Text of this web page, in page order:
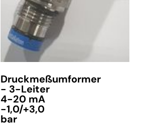
Druckmeßumformer
- 3-Leiter
4-20 mA
-1,0/+3,0
bar